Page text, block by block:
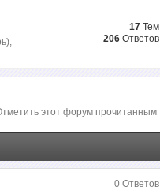
17 Тем
206 Ответов
этот форум прочитанным
0 Ответов